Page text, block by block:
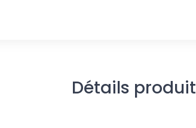
Détails produit